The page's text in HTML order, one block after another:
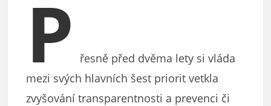
P
řesně před dvěma lety si vláda
mezi svých hlavních šest priorit vetkla
zvyšování transparentnosti a prevenci či